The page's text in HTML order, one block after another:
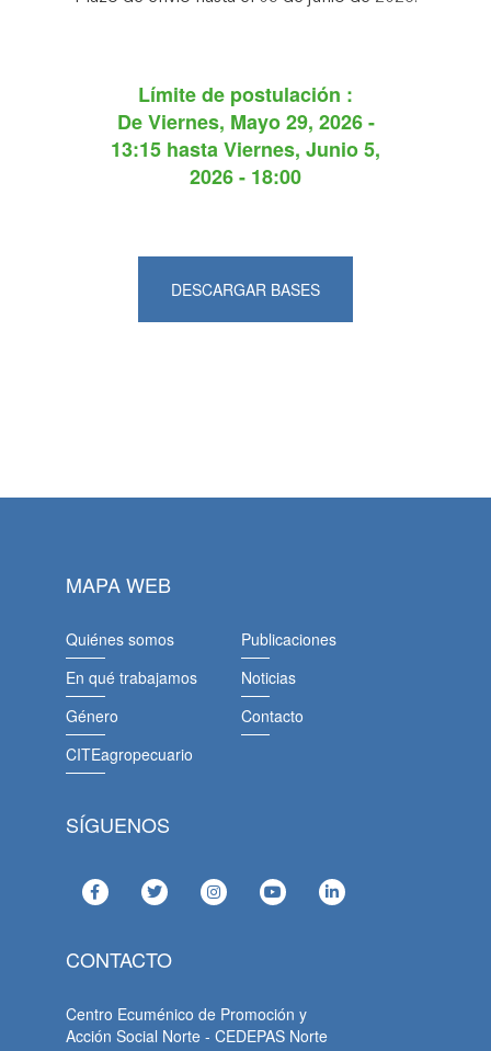
Límite de postulación :
DeViernes, Mayo 29, 2026 -
13:15 hastaViernes, Junio 5,
2026 - 18:00
DESCARGAR BASES
MAPA WEB
Quiénes somos
En qué trabajamos
Género
CITEagropecuario
Publicaciones
Noticias
Contacto
SÍGUENOS
CONTACTO
Centro Ecuménico de Promoción y
Acción Social Norte - CEDEPAS Norte